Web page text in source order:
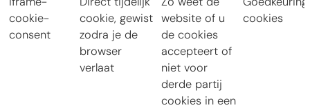
cookie-
consent
cookie, gewist
zodra je de
browser
verlaat
website of u
de cookies
accepteert of
niet voor
derde partij
cookies in een
cookies